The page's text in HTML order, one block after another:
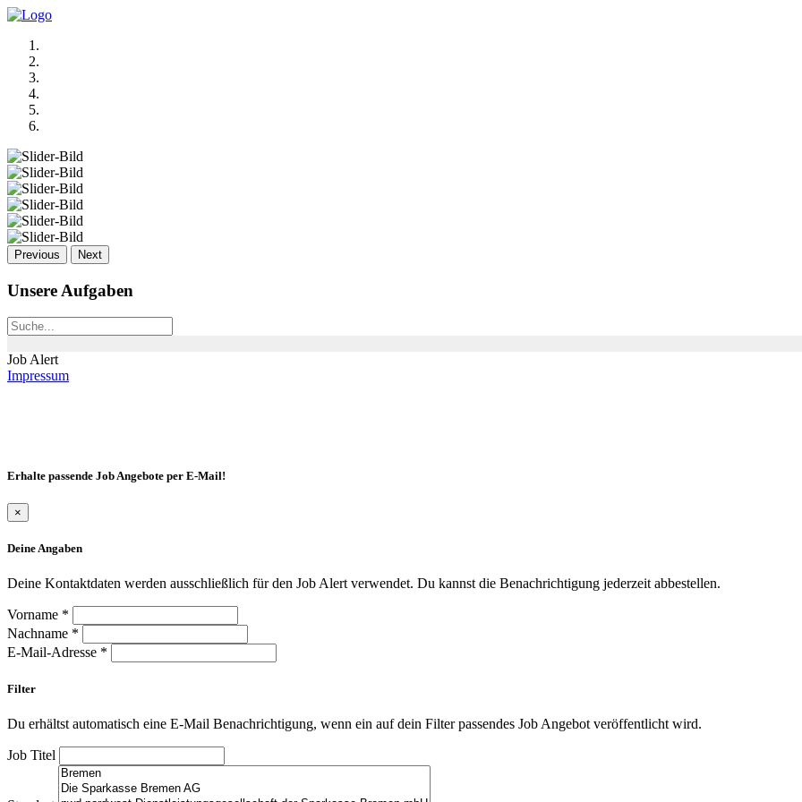
Previous Next
Unsere Aufgaben
Job Alert
Impressum
Erhalte passende Job Angebote per E-Mail!
×
Deine Angaben
Deine Kontaktdaten werden ausschließlich für den Job Alert verwendet. Du kannst die Benachrichtigung jederzeit abbestellen.
Vorname *
Nachname *
E-Mail-Adresse *
Filter
Du erhältst automatisch eine E-Mail Benachrichtigung, wenn ein auf dein Filter passendes Job Angebot veröffentlicht wird.
Job Titel